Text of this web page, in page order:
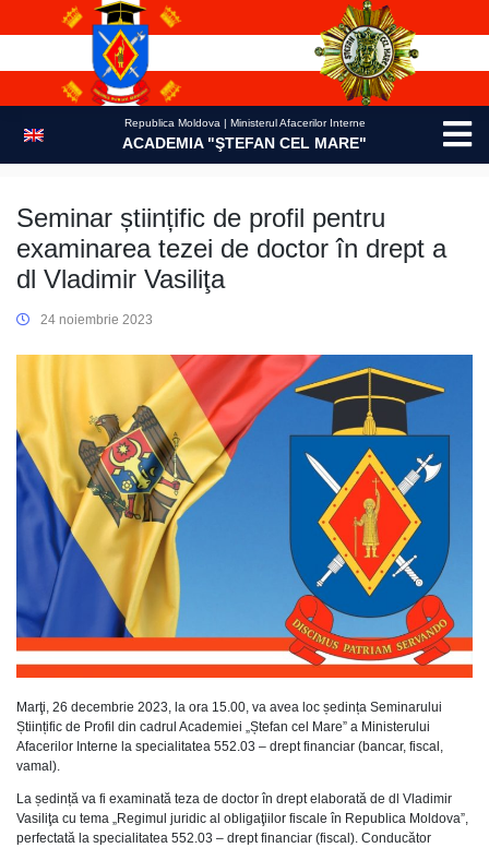
Republica Moldova | Ministerul Afacerilor Interne
ACADEMIA "ŞTEFAN CEL MARE"
Seminar științific de profil pentru
examinarea tezei de doctor în drept a
dl Vladimir Vasiliţa
24 noiembrie 2023
Marţi, 26 decembrie 2023, la ora 15.00, va avea loc ședința Seminarului
Științific de Profil din cadrul Academiei „Ștefan cel Mare” a Ministerului
Afacerilor Interne la specialitatea 552.03 – drept financiar (bancar, fiscal,
vamal).
La ședință va fi examinată teza de doctor în drept elaborată de dl Vladimir
Vasiliţa cu tema „Regimul juridic al obligaţiilor fiscale în Republica Moldova”,
perfectată la specialitatea 552.03 – drept financiar (fiscal). Conducător